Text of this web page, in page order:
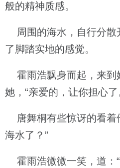
般的精神质感。
周围的海水，自行分散
了脚踏实地的感觉。
霍雨浩飘身而起，来到
她，“亲爱的，让你担心了
唐舞桐有些惊讶的看着
海水了？”
霍雨浩微微一笑，道：